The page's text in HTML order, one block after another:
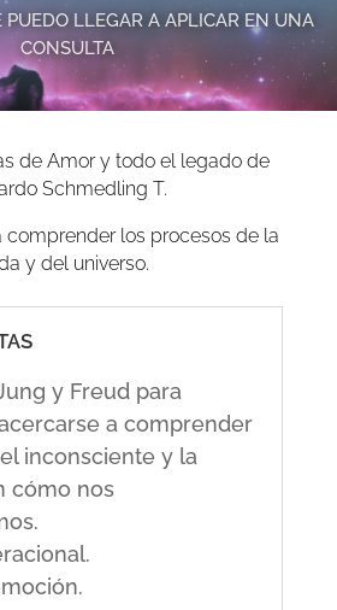
PUEDO LLEGAR A APLICAR EN UNA
CONSULTA
de Amor y todo el legado de
Schmedling T.
comprender los procesos de la
y del universo.
y Freud para
a comprender
inconsciente y la
cómo nos